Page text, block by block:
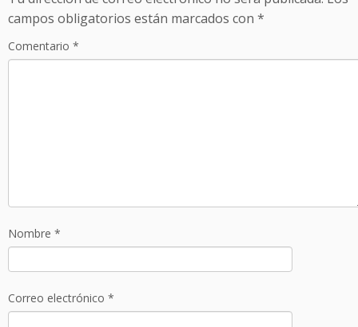
campos obligatorios están marcados con *
Comentario *
Nombre *
Correo electrónico *